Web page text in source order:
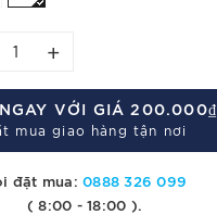
+
VỚI GIÁ200.000₫
mua giao hàng tận nơi
đặt mua:0888 326 099
( 8:00 - 18:00 ).